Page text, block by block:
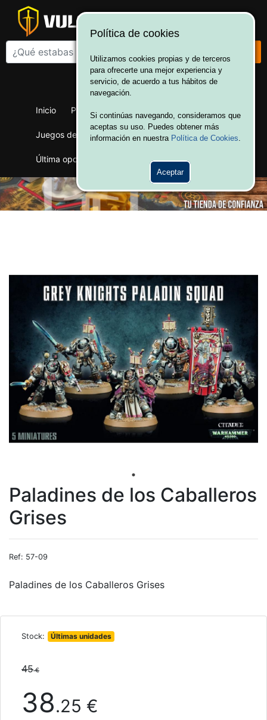
¡Bienvenido a Vulcania!
Inicio Productos Juegos de mesa
Juegos de cartas Merchandising Ofertas
Última oportunidad Wargames
Paladines de los Caballeros
Grises
Ref: 57-09
Paladines de los Caballeros Grises
Stock: Últimas unidades
45€
38.25 €
Política de cookies
Utilizamos cookies propias y de terceros
para ofrecerte una mejor experiencia y
servicio, de acuerdo a tus hábitos de
navegación.
Si continúas navegando, consideramos que
aceptas su uso. Puedes obtener más
información en nuestra Política de Cookies.
Aceptar